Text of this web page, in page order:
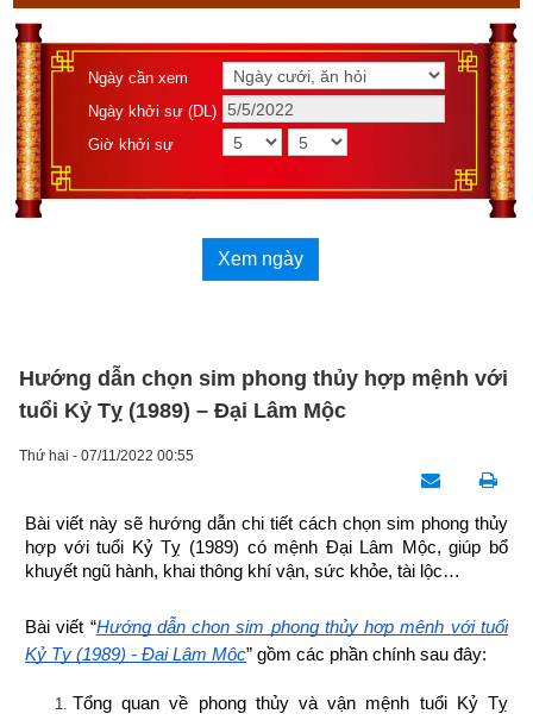
Ngày cần xem
Ngày khởi sự (DL)
Giờ khởi sự
Xem ngày
Hướng dẫn chọn sim phong thủy hợp mệnh với
tuổi Kỷ Tỵ (1989) – Đại Lâm Mộc
Thứ hai - 07/11/2022 00:55
Bài viết này sẽ hướng dẫn chi tiết cách chọn sim phong thủy
hợp với tuổi Kỷ Tỵ (1989) có mệnh Đại Lâm Mộc, giúp bổ
khuyết ngũ hành, khai thông khí vận, sức khỏe, tài lộc…
Bài viết “Hướng dẫn chọn sim phong thủy hợp mệnh với tuổi
Kỷ Tỵ (1989) - Đại Lâm Mộc” gồm các phần chính sau đây:
Tổng quan về phong thủy và vận mệnh tuổi Kỷ Tỵ